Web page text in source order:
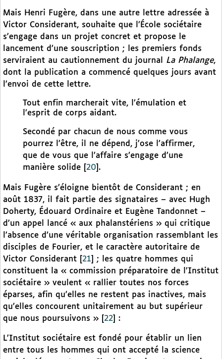
Mais Henri Fugère, dans une autre lettre adressée à
Victor Considerant, souhaite que l’École sociétaire
s’engage dans un projet concret et propose le
lancement d’une souscription ; les premiers fonds
serviraient au cautionnement du journal La Phalange,
dont la publication a commencé quelques jours avant
l’envoi de cette lettre.
Tout enfin marcherait vite, l’émulation et
l’esprit de corps aidant.
Secondé par chacun de nous comme vous
pourrez l’être, il ne dépend, j’ose l’affirmer,
que de vous que l’affaire s’engage d’une
manière solide
20 .
Mais Fugère s’éloigne bientôt de Considerant ; en
août 1837, il fait partie des signataires – avec Hugh
Doherty, Édouard Ordinaire et Eugène Tandonnet –
d’un appel lancé « aux phalanstériens » qui critique
l’absence d’une véritable organisation rassemblant les
disciples de Fourier, et le caractère autoritaire de
Victor Considerant
21
; les quatre hommes qui
constituent la « commission préparatoire de l’Institut
sociétaire » veulent « rallier toutes nos forces
éparses, afin qu’elles ne restent pas inactives, mais
qu’elles concourent unitairement au but supérieur
que nous poursuivons »
22 :
L’Institut sociétaire est fondé pour établir un lien
entre tous les hommes qui ont accepté la science